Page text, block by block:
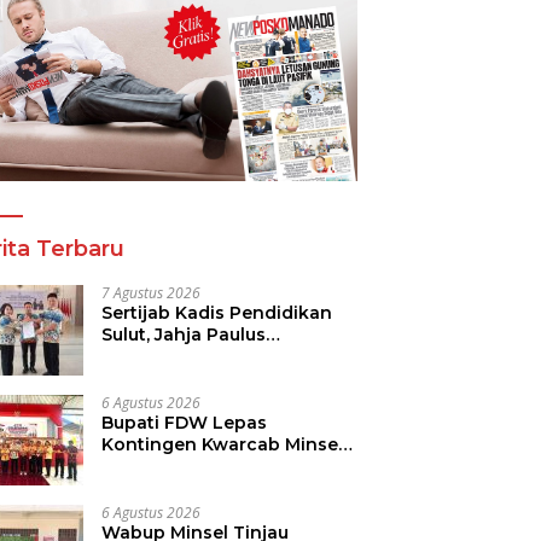
Terbaru
7 Agustus 2026
Sertijab Kadis Pendidikan
Sulut, Jahja Paulus
Pendidikan
6 Agustus 2026
Bupati FDW Lepas
Kontingen Kwarcab Minsel,
6 Agustus 2026
Wabup Minsel Tinjau